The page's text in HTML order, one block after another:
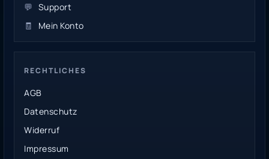
💬 Support
🧾
Mein Konto
RECHTLICHES
AGB
Datenschutz
Widerruf
Impressum